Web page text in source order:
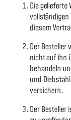
Die gelieferte
vollständigen
diesem
Der Besteller
nicht auf ihn
behandeln
und
versichern.
Der Besteller